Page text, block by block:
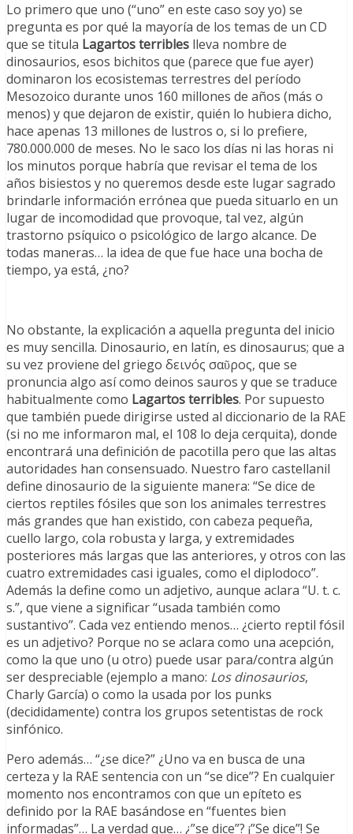
Lo primero que uno (“uno” en este caso soy yo) se
pregunta es por qué la mayoría de los temas de un CD
que se titula Lagartos terribles lleva nombre de
dinosaurios, esos bichitos que (parece que fue ayer)
dominaron los ecosistemas terrestres del período
Mesozoico durante unos 160 millones de años (más o
menos) y que dejaron de existir, quién lo hubiera dicho,
hace apenas 13 millones de lustros o, si lo prefiere,
780.000.000 de meses. No le saco los días ni las horas ni
los minutos porque habría que revisar el tema de los
años bisiestos y no queremos desde este lugar sagrado
brindarle información errónea que pueda situarlo en un
lugar de incomodidad que provoque, tal vez, algún
trastorno psíquico o psicológico de largo alcance. De
todas maneras… la idea de que fue hace una bocha de
tiempo, ya está, ¿no?
No obstante, la explicación a aquella pregunta del inicio
es muy sencilla. Dinosaurio, en latín, es dinosaurus; que a
su vez proviene del griego δεινός σαῦρος, que se
pronuncia algo así como deinos sauros y que se traduce
habitualmente como Lagartos terribles. Por supuesto
que también puede dirigirse usted al diccionario de la RAE
(si no me informaron mal, el 108 lo deja cerquita), donde
encontrará una definición de pacotilla pero que las altas
autoridades han consensuado. Nuestro faro castellanil
define dinosaurio de la siguiente manera: “Se dice de
ciertos reptiles fósiles que son los animales terrestres
más grandes que han existido, con cabeza pequeña,
cuello largo, cola robusta y larga, y extremidades
posteriores más largas que las anteriores, y otros con las
cuatro extremidades casi iguales, como el diplodoco”.
Además la define como un adjetivo, aunque aclara “U. t. c.
s.”, que viene a significar “usada también como
sustantivo”. Cada vez entiendo menos… ¿cierto reptil fósil
es un adjetivo? Porque no se aclara como una acepción,
como la que uno (u otro) puede usar para/contra algún
ser despreciable (ejemplo a mano: Los dinosaurios,
Charly García) o como la usada por los punks
(decididamente) contra los grupos setentistas de rock
sinfónico.
Pero además… “¿se dice?” ¿Uno va en busca de una
certeza y la RAE sentencia con un “se dice”? En cualquier
momento nos encontramos con que un epíteto es
definido por la RAE basándose en “fuentes bien
informadas”… La verdad que… ¿”se dice”? ¡”Se dice”! Se